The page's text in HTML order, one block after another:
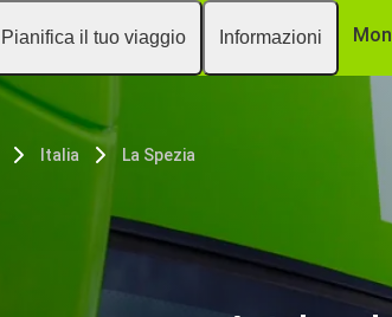
Pianifica il tuo viaggio Informazioni
Italia La Spezia